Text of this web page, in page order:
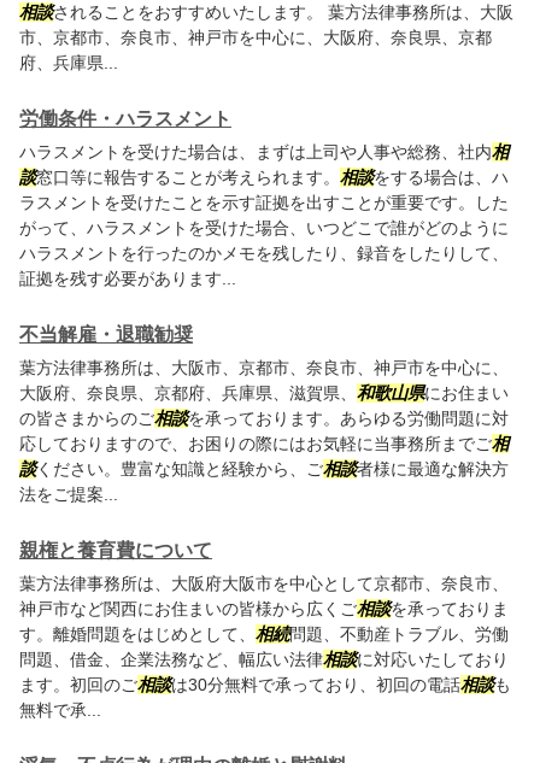
相談されることをおすすめいたします。 葉方法律事務所は、大阪
市、京都市、奈良市、神戸市を中心に、大阪府、奈良県、京都
府、兵庫県...
労働条件・ハラスメント
ハラスメントを受けた場合は、まずは上司や人事や総務、社内相
談窓口等に報告することが考えられます。 相談をする場合は、ハ
ラスメントを受けたことを示す証拠を出すことが重要です。した
がって、ハラスメントを受けた場合、いつどこで誰がどのように
ハラスメントを行ったのかメモを残したり、録音をしたりして、
証拠を残す必要があります...
不当解雇・退職勧奨
葉方法律事務所は、大阪市、京都市、奈良市、神戸市を中心に、
大阪府、奈良県、京都府、兵庫県、滋賀県、 和歌山県にお住まい
の皆さまからのご相談を承っております。あらゆる労働問題に対
応しておりますので、お困りの際にはお気軽に当事務所までご相
談ください。豊富な知識と経験から、ご相談者様に最適な解決方
法をご提案...
親権と養育費について
葉方法律事務所は、大阪府大阪市を中心として京都市、奈良市、
神戸市など関西にお住まいの皆様から広くご相談を承っておりま
す。離婚問題をはじめとして、 相続問題、不動産トラブル、労働
問題、借金、企業法務など、幅広い法律相談に対応いたしており
ます。初回のご相談は30分無料で承っており、初回の電話相談も
無料で承...